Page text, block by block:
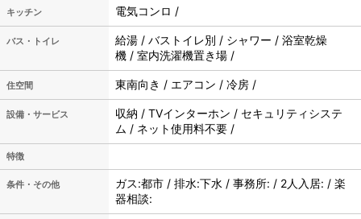
キッチン 電気コンロ /
バス・トイレ
給湯 / バストイレ別 / シャワー / 浴室乾燥
機 / 室内洗濯機置き場 /
住空間 東南向き / エアコン / 冷房 /
設備・サービス
収納 / TVインターホン / セキュリティシステ
ム / ネット使用料不要 /
特徴
条件・その他
ガス:都市 / 排水:下水 / 事務所: / 2人入居: / 楽
器相談: